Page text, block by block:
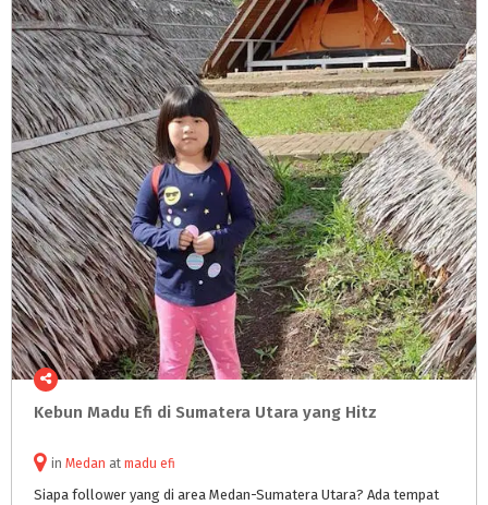
Kebun Madu Efi di Sumatera Utara yang Hitz
in Medan at madu efi
Siapa follower yang di area Medan-Sumatera Utara? Ada tempat